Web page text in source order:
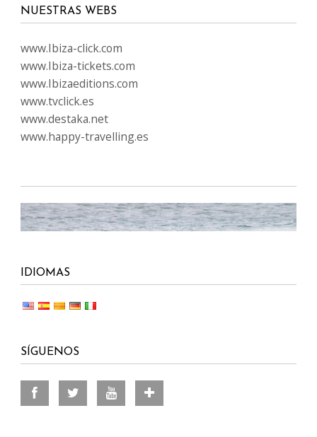
NUESTRAS WEBS
www.Ibiza-click.com
www.Ibiza-tickets.com
www.Ibizaeditions.com
www.tvclick.es
www.destaka.net
www.happy-travelling.es
IDIOMAS
SÍGUENOS